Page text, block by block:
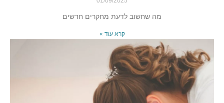
מה שחשוב לדעת מחקרים חדשים
קרא עוד »